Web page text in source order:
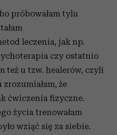
próbowałam tylu
leczenia, jak np.
czy ostatnio
też u tzw. healerów, czyli
że
ćwiczenia fizyczne.
życia trenowałam
wziąć się za siebie.